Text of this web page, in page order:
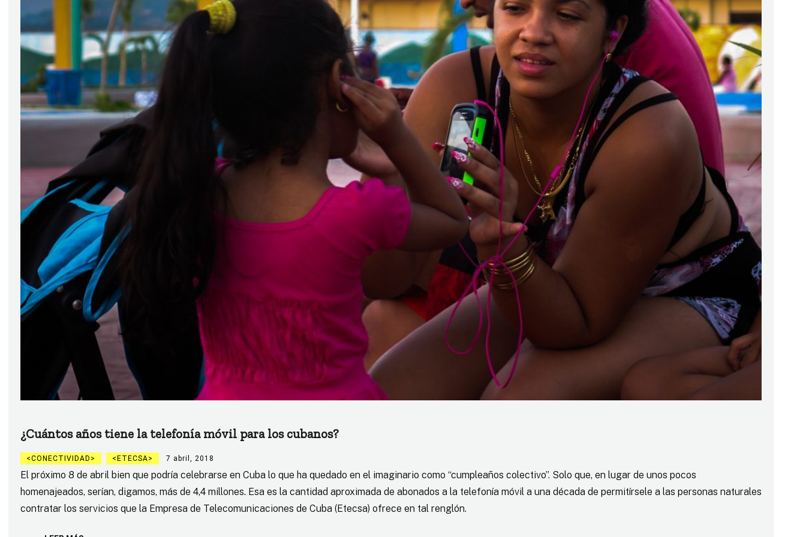
¿Cuántos años tiene la telefonía móvil para los cubanos?
CONECTIVIDAD ETECSA 7 abril, 2018
El próximo 8 de abril bien que podría celebrarse en Cuba lo que ha quedado en el imaginario como “cumpleaños colectivo”. Solo que, en lugar de unos pocos
homenajeados, serían, digamos, más de 4,4 millones. Esa es la cantidad aproximada de abonados a la telefonía móvil a una década de permitírsele a las personas naturales
contratar los servicios que la Empresa de Telecomunicaciones de Cuba (Etecsa) ofrece en tal renglón.